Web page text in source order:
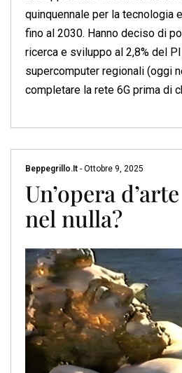
quinquennale per la tecnologia
fino al 2030. Hanno deciso di
ricerca e sviluppo al 2,8% del
supercomputer regionali (oggi
completare la rete 6G prima di
Beppegrillo.it - Ottobre 9, 2025
Un’opera
nel nulla?